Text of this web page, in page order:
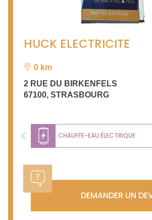
HUCK ELECTRICITE
0 km
2 RUE DU BIRKENFELS
67100, STRASBOURG
CHAUFFE-EAU ÉLECTRIQUE
Previous
DEMANDER UN